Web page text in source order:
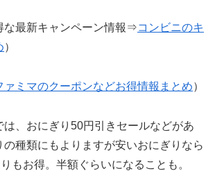
な最新キャンペーン情報⇒コンビニのキ
）
ァミマのクーポンなどお得情報まとめ）
は、おにぎり50円引きセールなどがあ
の種類にもよりますが安いおにぎりなら
もお得。半額ぐらいになることも。